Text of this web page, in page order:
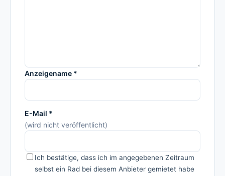
Anzeigename *
E-Mail *
(wird nicht veröffentlicht)
Ich bestätige, dass ich im angegebenen Zeitraum
selbst ein Rad bei diesem Anbieter gemietet habe